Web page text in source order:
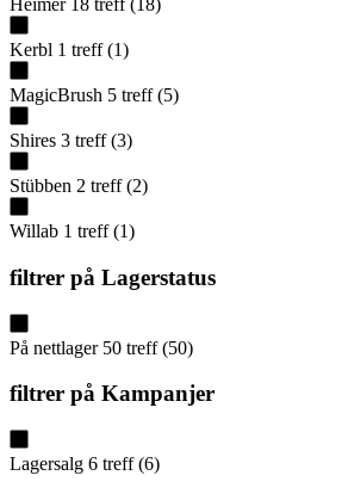
Heimer 18 treff (18)
Kerbl 1 treff (1)
MagicBrush 5 treff (5)
Shires 3 treff (3)
Stübben 2 treff (2)
Willab 1 treff (1)
filtrer på Lagerstatus
På nettlager 50 treff (50)
filtrer på Kampanjer
Lagersalg 6 treff (6)